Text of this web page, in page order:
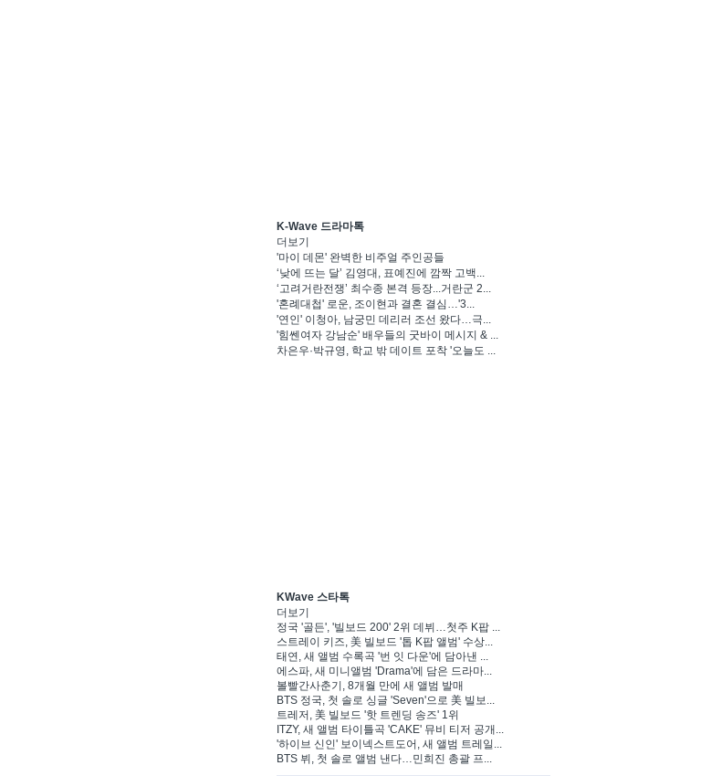
K-Wave 드라마톡
더보기
'마이 데몬' 완벽한 비주얼 주인공들
‘낮에 뜨는 달’ 김영대, 표예진에 깜짝 고백...
‘고려거란전쟁’ 최수종 본격 등장...거란군 2...
'혼례대첩' 로운, 조이현과 결혼 결심…'3...
'연인' 이청아, 남궁민 데리러 조선 왔다…극...
'힘쎈여자 강남순' 배우들의 굿바이 메시지 & ...
차은우·박규영, 학교 밖 데이트 포착 '오늘도 ...
KWave 스타톡
더보기
정국 '골든', '빌보드 200' 2위 데뷔…첫주 K팝 ...
스트레이 키즈, 美 빌보드 '톱 K팝 앨범' 수상...
태연, 새 앨범 수록곡 '번 잇 다운'에 담아낸 ...
에스파, 새 미니앨범 'Drama'에 담은 드라마...
볼빨간사춘기, 8개월 만에 새 앨범 발매
BTS 정국, 첫 솔로 싱글 'Seven'으로 美 빌보...
트레저, 美 빌보드 '핫 트렌딩 송즈' 1위
ITZY, 새 앨범 타이틀곡 'CAKE' 뮤비 티저 공개...
'하이브 신인' 보이넥스트도어, 새 앨범 트레일...
BTS 뷔, 첫 솔로 앨범 낸다…민희진 총괄 프...